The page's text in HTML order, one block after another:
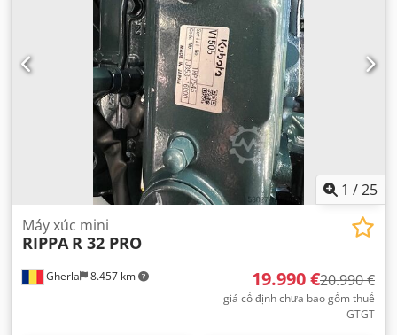
1 /25
Gherla 8.457 km
Máy xúc mini
RIPPA R 32 PRO
19.990 €20.990 €
giá cố định chưa bao gồm thuế
GTGT